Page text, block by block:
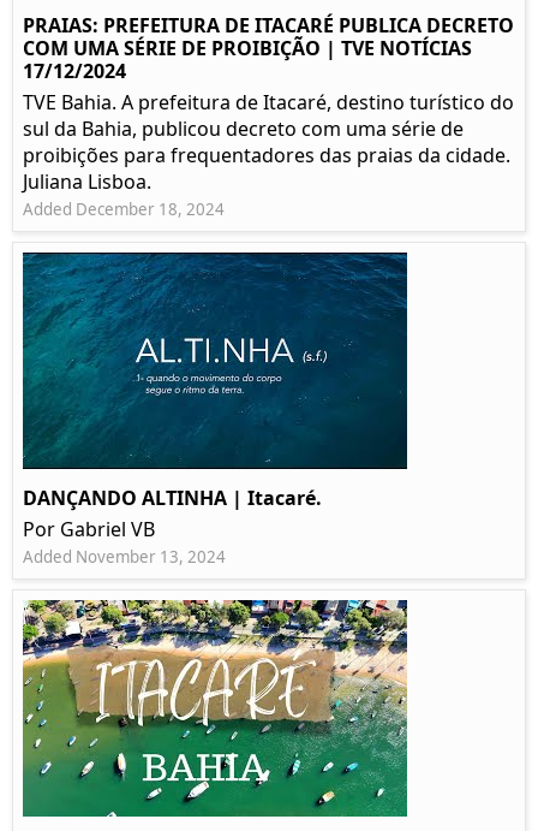
PRAIAS: PREFEITURA DE ITACARÉ PUBLICA DECRETO
COM UMA SÉRIE DE PROIBIÇÃO | TVE NOTÍCIAS
17/12/2024
TVE Bahia. A prefeitura de Itacaré, destino turístico do
sul da Bahia, publicou decreto com uma série de
proibições para frequentadores das praias da cidade.
Juliana Lisboa.
Added December 18, 2024
DANÇANDO ALTINHA | Itacaré.
Por Gabriel VB
Added November 13, 2024